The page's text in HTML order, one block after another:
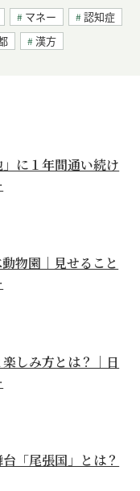
マネー
認知症
漢方
」に１年間通い続け
物園｜見せること
しみ方とは？｜日
「尾張国」とは？